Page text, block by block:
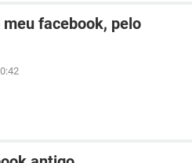
facebook, pelo